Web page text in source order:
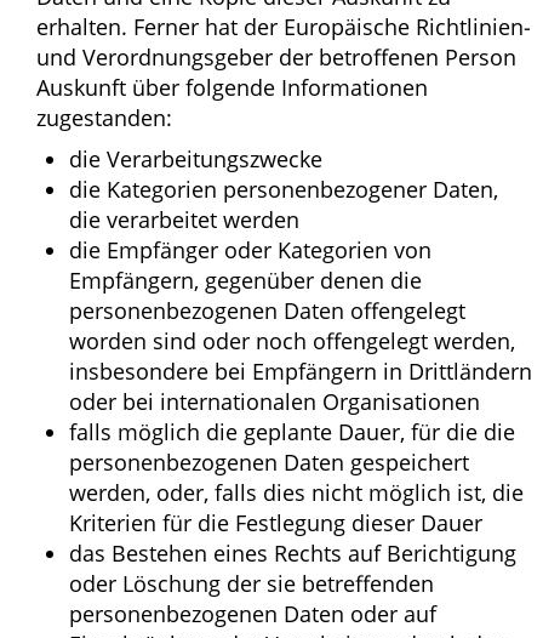
erhalten. Ferner hat der Europäische Richtlinien-
und Verordnungsgeber der betroffenen Person
Auskunft über folgende Informationen
zugestanden:
die Verarbeitungszwecke
die Kategorien personenbezogener Daten,
die verarbeitet werden
die Empfänger oder Kategorien von
Empfängern, gegenüber denen die
personenbezogenen Daten offengelegt
worden sind oder noch offengelegt werden,
insbesondere bei Empfängern in Drittländern
oder bei internationalen Organisationen
falls möglich die geplante Dauer, für die die
personenbezogenen Daten gespeichert
werden, oder, falls dies nicht möglich ist, die
Kriterien für die Festlegung dieser Dauer
das Bestehen eines Rechts auf Berichtigung
oder Löschung der sie betreffenden
personenbezogenen Daten oder auf